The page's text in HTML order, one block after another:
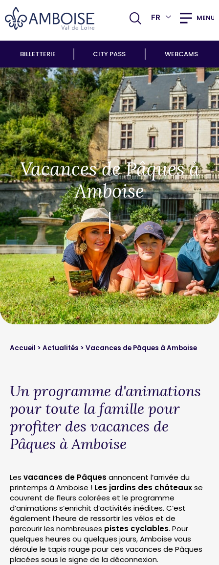
FR MENU
BILLETTERIE CITY PASS WEBCAMS
Vacances de Pâques à
Amboise
Accueil > Actualités > Vacances de Pâques à Amboise
Un programme d'animations
pour toute la famille pour
profiter des vacances de
Pâques à Amboise
Les vacances de Pâques annoncent l’arrivée du
printemps à Amboise ! Les jardins des châteauxse
couvrent de fleurs colorées et le programme
d’animations s’enrichit d’activités inédites. C’est
également l’heure de ressortir les vélos et de
parcourir les nombreuses pistes cyclables. Pour
quelques heures ou quelques jours, Amboise vous
déroule le tapis rouge pour ces vacances de Pâques
placées sous le signe de la déconnexion.